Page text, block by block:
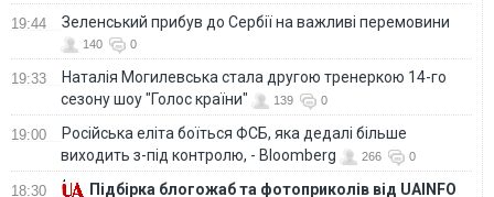
19:44 Зеленський прибув до Сербії на важливі перемовини
140 0
19:33
Наталія Могилевська стала другою тренеркою 14-го
сезону шоу "Голос країни"
139 0
19:00
Російська еліта боїться ФСБ, яка дедалі більше
виходить з-під контролю, - Bloomberg
266 0
18:30
Підбірка блогожаб та фотоприколів від UAINFO